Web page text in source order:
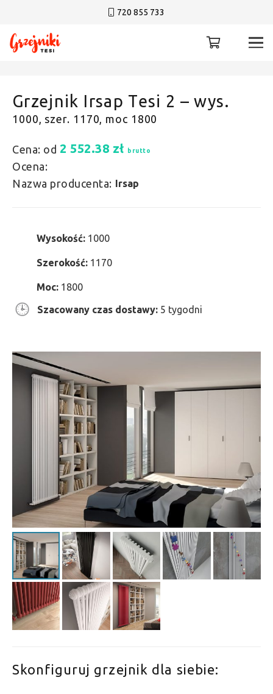
720 855 733
Grzejnik Irsap Tesi 2 – wys.
1000, szer. 1170, moc 1800
Cena: od 2 552.38 zł brutto
Ocena:
Nazwa producenta: Irsap
Wysokość: 1000
Szerokość: 1170
Moc: 1800
Szacowany czas dostawy: 5 tygodni
Skonfiguruj grzejnik dla siebie: